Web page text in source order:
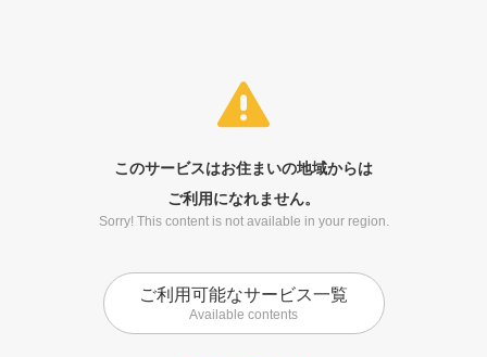
このサービスはお住まいの地域からは
ご利用になれません。
Sorry! This content is not available in your region.
ご利用可能なサービス一覧
Available contents